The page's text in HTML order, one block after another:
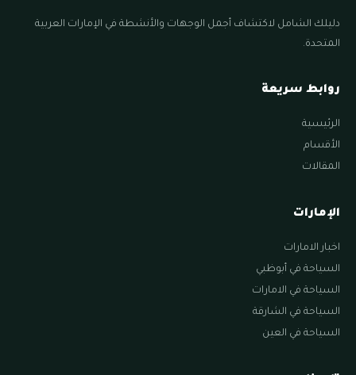
دليلك الشامل لاكتشاف أجمل الوجهات والأنشطة في الإمارات العربية
المتحدة.
روابط سريعة
الرئيسية
الأقسام
المقالات
الإمارات
اخبار الامارات
السياحة في أبوظبي
السياحة في الامارات
السياحة في الشارقة
السياحة في العين